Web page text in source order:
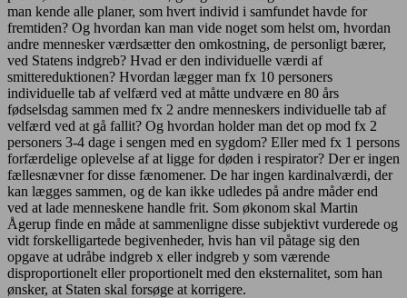
man kende alle planer, som hvert individ i samfundet havde for
fremtiden? Og hvordan kan man vide noget som helst om, hvordan
andre mennesker værdsætter den omkostning, de personligt bærer,
ved Statens indgreb? Hvad er den individuelle værdi af
smittereduktionen? Hvordan lægger man fx 10 personers
individuelle tab af velfærd ved at måtte undvære en 80 års
fødselsdag sammen med fx 2 andre menneskers individuelle tab af
velfærd ved at gå fallit? Og hvordan holder man det op mod fx 2
personers 3-4 dage i sengen med en sygdom? Eller med fx 1 persons
forfærdelige oplevelse af at ligge for døden i respirator? Der er ingen
fællesnævner for disse fænomener. De har ingen kardinalværdi, der
kan lægges sammen, og de kan ikke udledes på andre måder end
ved at lade menneskene handle frit. Som økonom skal Martin
Ågerup finde en måde at sammenligne disse subjektivt vurderede og
vidt forskelligartede begivenheder, hvis han vil påtage sig den
opgave at udråbe indgreb x eller indgreb y som værende
disproportionelt eller proportionelt med den eksternalitet, som han
ønsker, at Staten skal forsøge at korrigere.